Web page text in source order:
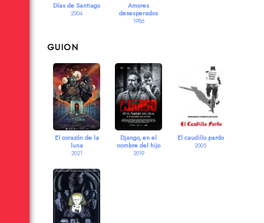
Días de Santiago
2004
Amores
desesperados
1986
GUION
El corazón de la
luna
2021
Django, en el
nombre del hijo
2019
El caudillo pardo
2005